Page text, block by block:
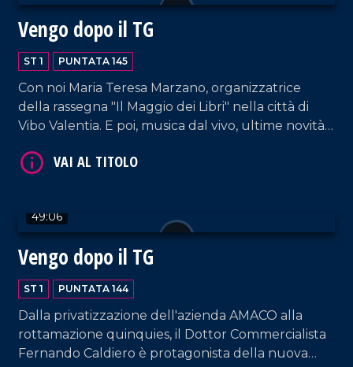
Vengo dopo il TG
ST 1 PUNTATA 145
Con noi Maria Teresa Marzano, organizzatrice
della rassegna "Il Maggio dei Libri" nella città di
Vibo Valentia. E poi, musica dal vivo, ultime novità
salotto pomeridiano.
49:06
Vengo dopo il TG
ST 1 PUNTATA 144
Dalla privatizzazione dell'azienda AMACO alla
rottamazione quinquies, il Dottor Commercialista
Fernando Caldiero è protagonista della nuova
VAI AL TITOLO
VAI AL TITOLO